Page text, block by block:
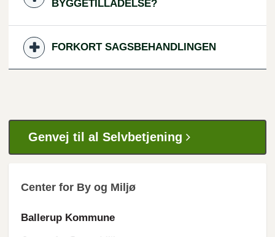
BYGGETILLADELSE?
FORKORT SAGSBEHANDLINGEN
Genvej til al Selvbetjening
Center for By og Miljø
Ballerup Kommune